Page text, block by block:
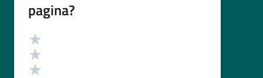
pagina?
Valutazione